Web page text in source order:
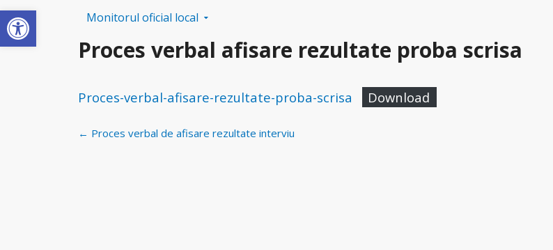
Deschide bara de unelte Monitorul oficial local
Proces verbal afisare rezultate proba scrisa
Proces-verbal-afisare-rezultate-proba-scrisa Download
Navigare
← Proces verbal de afisare rezultate interviu